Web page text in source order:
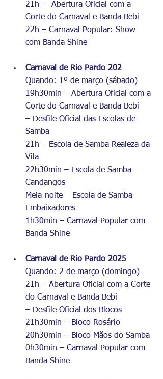
21h –  Abertura Oficial com a
Corte do Carnaval e Banda Bebi
22h – Carnaval Popular: Show
com Banda Shine
Carnaval de Rio Pardo 202
Quando: 1º de março (sábado)
19h30min – Abertura Oficial com a
Corte do Carnaval e Banda Bebi
– Desfile Oficial das Escolas de
Samba
21h – Escola de Samba Realeza da
Vila
22h30min – Escola de Samba
Candangos
Meia-noite – Escola de Samba
Embaixadores
1h30min – Carnaval Popular com
Banda Shine
Carnaval de Rio Pardo 2025
Quando: 2 de março (domingo)
21h – Abertura Oficial com a Corte
do Carnaval e Banda Bebi
– Desfile Oficial dos Blocos
21h30min – Bloco Rosário
20h30min – Bloco Mãos do Samba
0h30min – Carnaval Popular com
Banda Shine